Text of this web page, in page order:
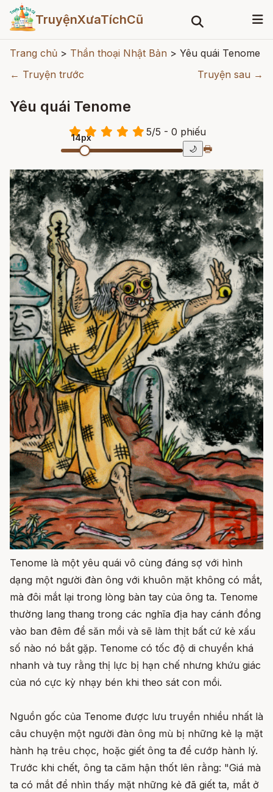
TruyệnXưaTíchCũ
Trang chủ > Thần thoại Nhật Bản > Yêu quái Tenome
← Truyện trước
Truyện sau →
Yêu quái Tenome
5/5 - 0 phiếu
14px
🌙 🖶
Tenome là một yêu quái vô cùng đáng sợ với hình
dạng một người đàn ông với khuôn mặt không có mắt,
mà đôi mắt lại trong lòng bàn tay của ông ta. Tenome
thường lang thang trong các nghĩa địa hay cánh đồng
vào ban đêm để săn mồi và sẽ làm thịt bất cứ kẻ xấu
số nào nó bắt gặp. Tenome có tốc độ di chuyển khá
nhanh và tuy rằng thị lực bị hạn chế nhưng khứu giác
của nó cực kỳ nhạy bén khi theo sát con mồi.
Nguồn gốc của Tenome được lưu truyền nhiều nhất là
câu chuyện một người đàn ông mù bị những kẻ lạ mặt
hành hạ trêu chọc, hoặc giết ông ta để cướp hành lý.
Trước khi chết, ông ta căm hận thốt lên rằng: "Giá mà
ta có mắt để nhìn thấy mặt những kẻ đã giết ta, mắt ở